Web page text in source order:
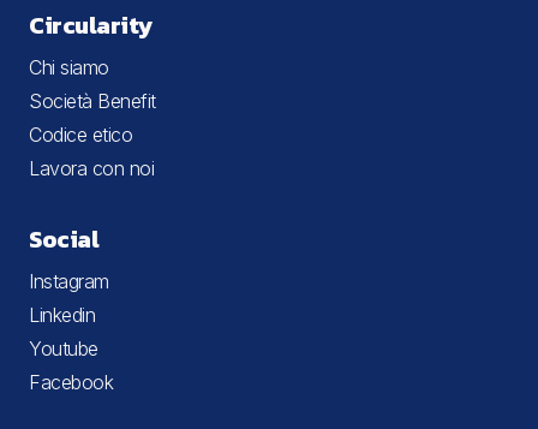
Circularity
Chi siamo
Società Benefit
Codice etico
Lavora con noi
Social
Instagram
Linkedin
Youtube
Facebook